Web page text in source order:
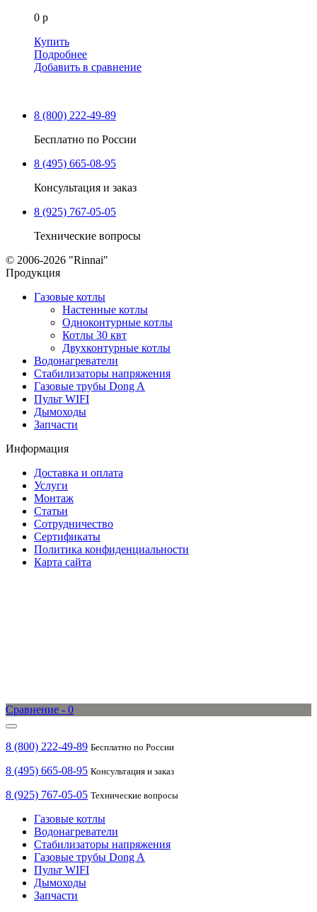
0 р
Купить
Подробнее
Добавить в сравнение
8 (800) 222-49-89
Бесплатно по России
8 (495) 665-08-95
Консультация и заказ
8 (925) 767-05-05
Технические вопросы
© 2006-2026 "Rinnai"
Продукция
Газовые котлы
Настенные котлы
Одноконтурные котлы
Котлы 30 квт
Двухконтурные котлы
Водонагреватели
Стабилизаторы напряжения
Газовые трубы Dong A
Пульт WIFI
Дымоходы
Запчасти
Информация
Доставка и оплата
Услуги
Монтаж
Статьи
Сотрудничество
Сертификаты
Политика конфиденциальности
Карта сайта
Сравнение - 0
8 (800) 222-49-89 Бесплатно по России
8 (495) 665-08-95 Консультация и заказ
8 (925) 767-05-05 Технические вопросы
Газовые котлы
Водонагреватели
Стабилизаторы напряжения
Газовые трубы Dong A
Пульт WIFI
Дымоходы
Запчасти